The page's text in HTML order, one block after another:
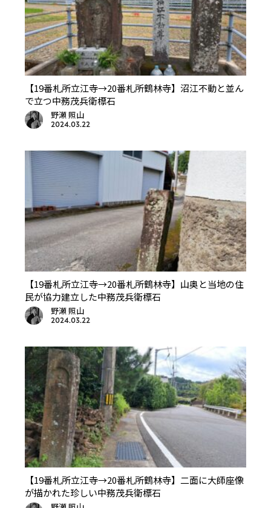
【19番札所立江寺→20番札所鶴林寺】沼江不動と並ん
で立つ中務茂兵衛標石
野瀬 照山
2024.03.22
【19番札所立江寺→20番札所鶴林寺】山奥と当地の住
民が協力建立した中務茂兵衛標石
野瀬 照山
2024.03.22
【19番札所立江寺→20番札所鶴林寺】二面に大師座像
が描かれた珍しい中務茂兵衛標石